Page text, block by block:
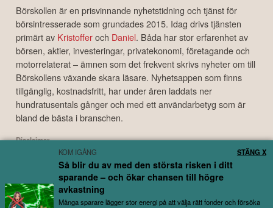
Börskollen är en prisvinnande nyhetstidning och tjänst för
börsintresserade som grundades 2015. Idag drivs tjänsten
primärt av Kristofferoch Daniel. Båda har stor erfarenhet av
börsen, aktier, investeringar, privatekonomi, företagande och
motorrelaterat – ämnen som det frekvent skrivs nyheter om till
Börskollens växande skara läsare. Nyhetsappen som finns
tillgänglig, kostnadsfritt, har under åren laddats ner
hundratusentals gånger och med ett användarbetyg som är
bland de bästa i branschen.
Disclaimer
Börskollen Sverige AB ("Börskollen") är inte finansiella rådgivare, står inte under
finansinspektionens tillsyn och ger inga råd till dig. Detta innebär att
investeringsbeslut baserade på information som direkt eller indirekt härrörande
från Börskollen eller personer med koppling till Börskollen, alltid fattas
självständigt av investeraren. Börskollen frånsäger sig allt ansvar för eventuell
KOM IGÅNG
Så blir du av med den största risken i ditt
sparande – och ökar chansen till högre
avkastning
Många sparare lägger stor energi på att välja rätt fonder och försöka
STÄNG X